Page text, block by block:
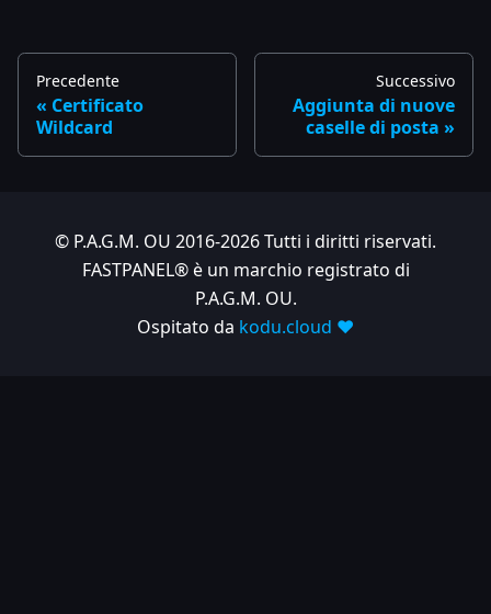
Precedente
Certificato
Wildcard
Successivo
Aggiunta di nuove
caselle di posta
© P.A.G.M. OU 2016-2026 Tutti i diritti riservati.
FASTPANEL® è un marchio registrato di
P.A.G.M. OU.
Ospitato da kodu.cloud ❤️